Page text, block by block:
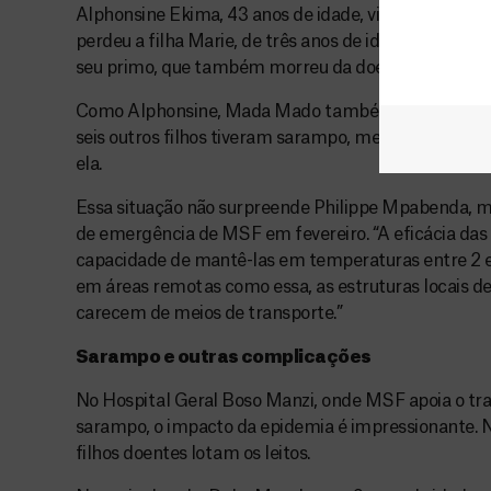
Alphonsine Ekima, 43 anos de idade, vivia essa
perdeu a filha Marie, de três anos de idade. A
seu primo, que também morreu da doença. “Marie é
Como Alphonsine, Mada Mado também perdeu a
seis outros filhos tiveram sarampo, mesmo tendo
ela.
Essa situação não surpreende Philippe Mpabenda,
de emergência de MSF em fevereiro. “A eficácia
capacidade de mantê-las em temperaturas entre 2
em áreas remotas como essa, as estruturas locais
carecem de meios de transporte.”
Sarampo e outras complicações
No Hospital Geral Boso Manzi, onde MSF apoia o
sarampo, o impacto da epidemia é impressionante.
filhos doentes lotam os leitos.